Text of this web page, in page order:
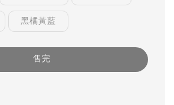
黑橘黃藍
售完